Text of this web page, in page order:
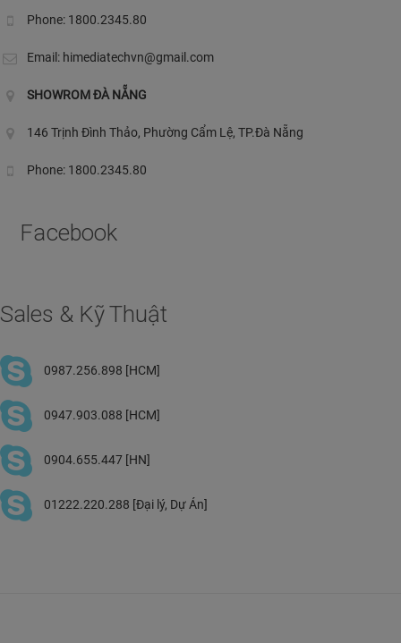
Phone: 1800.2345.80
Email: himediatechvn@gmail.com
SHOWROM ĐÀ NẴNG
146 Trịnh Đình Thảo, Phường Cẩm Lệ, TP.Đà Nẵng
Phone: 1800.2345.80
Facebook
Sales & Kỹ Thuật
0987.256.898 [HCM]
0947.903.088 [HCM]
0904.655.447 [HN]
01222.220.288 [Đại lý, Dự Án]